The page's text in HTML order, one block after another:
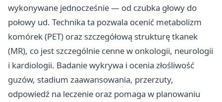
wykonywane jednocześnie — od czubka głowy do
połowy ud. Technika ta pozwala ocenić metabolizm
komórek (PET) oraz szczegółową strukturę tkanek
(MR), co jest szczególnie cenne w onkologii, neurologii
i kardiologii. Badanie wykrywa i ocenia złośliwość
guzów, stadium zaawansowania, przerzuty,
odpowiedź na leczenie oraz pomaga w planowaniu